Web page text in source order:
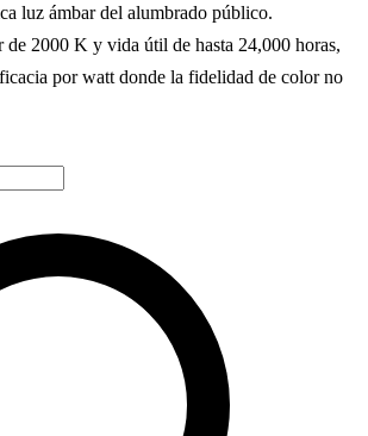
luz ámbar del alumbrado público.
de 2000 K y vida útil de hasta 24,000 horas,
por watt donde la fidelidad de color no